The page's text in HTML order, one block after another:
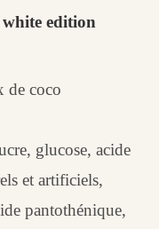
edition
de coco
glucose, acide
et artificiels,
pantothénique,